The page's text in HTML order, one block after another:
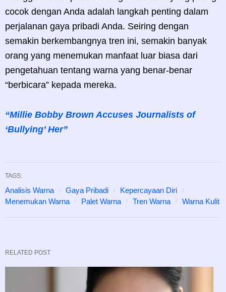
cocok dengan Anda adalah langkah penting dalam
perjalanan gaya pribadi Anda. Seiring dengan
semakin berkembangnya tren ini, semakin banyak
orang yang menemukan manfaat luar biasa dari
pengetahuan tentang warna yang benar-benar
“berbicara” kepada mereka.
“Millie Bobby Brown Accuses Journalists of
‘Bullying’ Her”
TAGS:
Analisis Warna Gaya Pribadi
Kepercayaan Diri
Menemukan Warna
Palet Warna Tren Warna Warna Kulit
RELATED POST